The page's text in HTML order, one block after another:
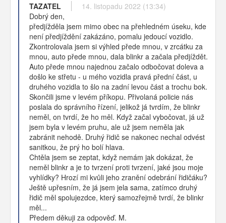
TAZATEL
14. listopadu 2022 (13:34)
Dobrý den,
předjížděla jsem mimo obec na přehledném úseku, kde
není předjíždění zakázáno, pomalu jedoucí vozidlo.
Zkontrolovala jsem si výhled přede mnou, v zrcátku za
mnou, auto přede mnou, dala blinkr a začala předjíždět.
Auto přede mnou najednou začalo odbočovat doleva a
došlo ke střetu - u mého vozidla pravá přední část, u
druhého vozidla to šlo na zadní levou část a trochu bok.
Skončili jsme v levém příkopu. Přivolaná policie nás
poslala do správního řízení, jelikož já tvrdím, že blinkr
neměl, on tvrdí, že ho měl. Když začal vybočovat, já už
jsem byla v levém pruhu, ale už jsem neměla jak
zabránit nehodě. Druhý řidič se nakonec nechal odvést
sanitkou, že prý ho bolí hlava.
Chtěla jsem se zeptat, když nemám jak dokázat, že
neměl blinkr a je to tvrzení proti tvrzení, jaké jsou moje
vyhlídky? Hrozí mi kvůli jeho zranění odebrání řidičáku?
Ještě upřesním, že já jsem jela sama, zatímco druhý
řidič měl spolujezdce, který samozřejmě tvrdí, že blinkr
měl...
Předem děkuji za odpověď. M.